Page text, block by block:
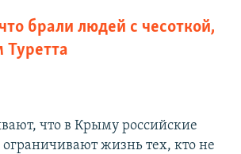
брали людей с чесоткой,
Туретта
что в Крыму российские
ограничивают жизнь тех, кто не